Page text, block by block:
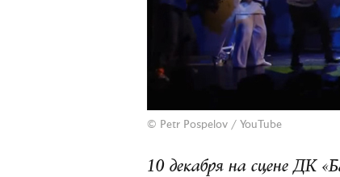
© Petr Pospelov / YouTube
10 декабря на сцене ДК